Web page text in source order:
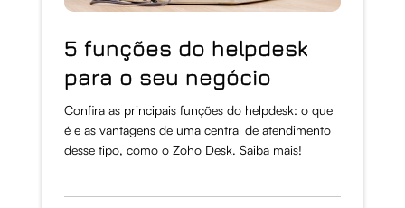
5 funções do helpdesk
para o seu negócio
Confira as principais funções do helpdesk: o que
é e as vantagens de uma central de atendimento
desse tipo, como o Zoho Desk. Saiba mais!